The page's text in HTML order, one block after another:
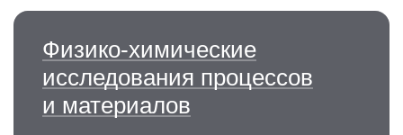
материало­ведения, заведующий
магнитные наноматериалы»
Область научных интересов: физика
конденсированного состояния. Физика
магнитных явлений.
Физико-химические
исследования процессов
и материалов